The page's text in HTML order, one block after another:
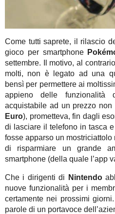
Come tutti saprete, il rilascio
gioco per smartphone
settembre. Il motivo, al
molti, non è legato ad una
bensì per permettere ai
appieno delle funzionalità
acquistabile ad un prezzo non
Euro), prometteva, fin dagli
di lasciare il telefono in tasca
fosse apparso un
di risparmiare un grande
smartphone (della quale l’app
Che i dirigenti di Nintendo
nuove funzionalità per i
certamente nei prossimi
parole di un portavoce